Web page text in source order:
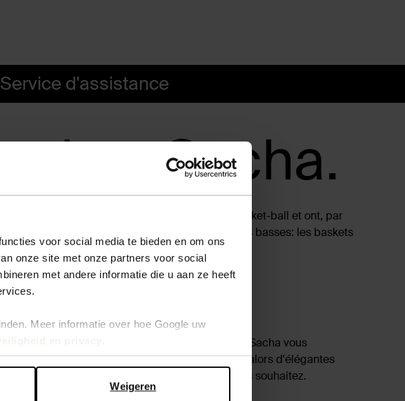
voor social media te bieden en om ons
onze site met onze partners voor social
met andere informatie die u aan ze heeft
Meer informatie over hoe Google uw
Weigeren
Service d'assistance
chez Sacha.
sont inspirées des chaussures de basket-ball et ont, par
offrent certains avantages sur les baskets basses: les baskets
bien, non?
un look sportif, habillé ou décontracté, chez Sacha vous
des baskets montantes blanches ou noires ou alors d'élégantes
et commandez les baskets montantes que vous souhaitez.